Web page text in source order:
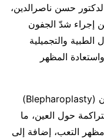
حسن ناصرالدين،
إجراء شدّ الجفون
الطبية والتجميلية
المظهر
وأوضح الدكتور ناصرالدين أن شدّ الجفون (Blepharoplasty)
حول العين، ما
التعب، إضافة إلى